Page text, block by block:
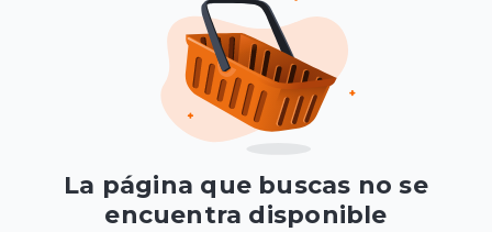
La página que buscas no se
encuentra disponible